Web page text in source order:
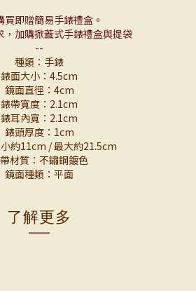
買即贈簡易手錶禮盒。
，加購掀蓋式手錶禮盒與提袋
--
種類：手錶
錶面大小：4.5cm
鏡面直徑：4cm
錶帶寬度：2.1cm
錶耳內寬：2.1cm
錶頭厚度：1cm
約11cm / 最大約21.5cm
材質：不鏽鋼鍍色
鏡面種類：平面
了解更多